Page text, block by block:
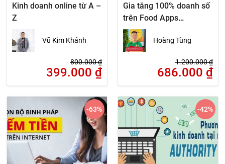
Kinh doanh online từ A –
Z
Vũ Kim Khánh
800.000₫
399.000 ₫
Gia tăng 100% doanh số
trên Food Apps
(GrabFood–Now-
Beamin) Hoàng Tùng
1.200.000₫
686.000 ₫
-63% -42%